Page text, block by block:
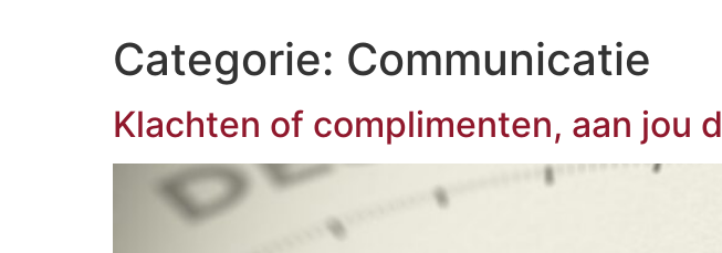
Categorie: Communicatie
Klachten of complimenten, aan jou